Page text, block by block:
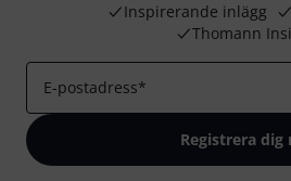
Inspirerande inlägg
Thomann
E-postadress*
Registrera dig